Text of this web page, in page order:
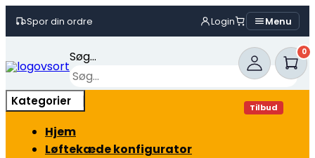
Spor din ordre Login Menu
to
Søg...
×
0
Kategorier
Hjem
Løftekæde konfigurator
Tilbud